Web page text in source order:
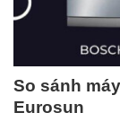
So sánh
Eurosun